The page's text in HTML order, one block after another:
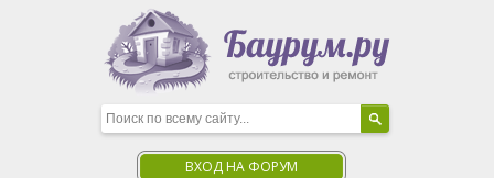
ВХОД НА ФОРУМ